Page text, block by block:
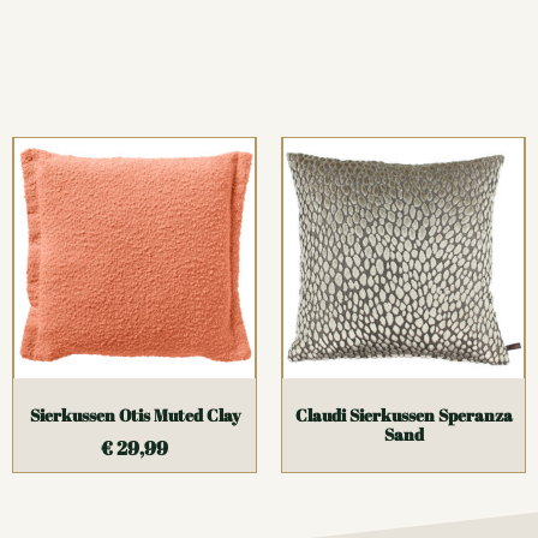
Sierkussen Otis Muted Clay
€29,99
Claudi Sierkussen Speranza
Sand